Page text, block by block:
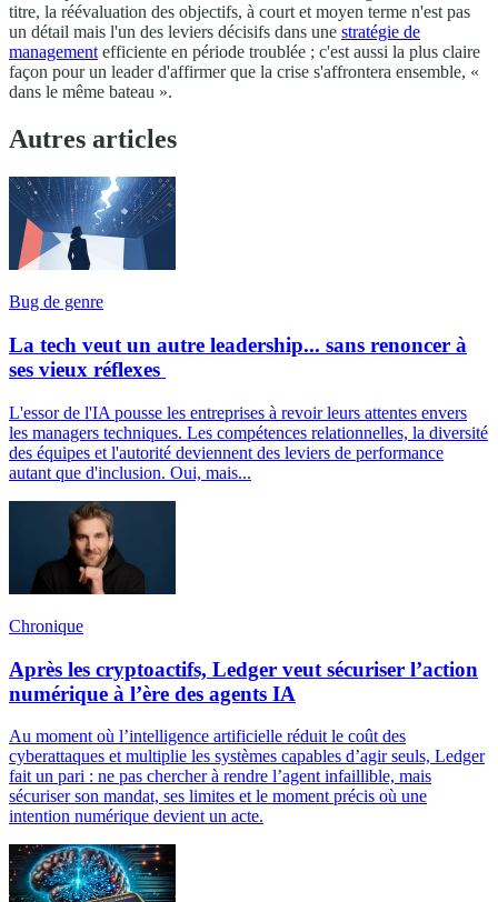
titre, la réévaluation des objectifs, à court et moyen terme n'est pas
un détail mais l'un des leviers décisifs dans une stratégie de
management efficiente en période troublée ; c'est aussi la plus claire
façon pour un leader d'affirmer que la crise s'affrontera ensemble, «
dans le même bateau ».
Autres articles
Bug de genre
La tech veut un autre leadership... sans renoncer à
ses vieux réflexes
L'essor de l'IA pousse les entreprises à revoir leurs attentes envers
les managers techniques. Les compétences relationnelles, la diversité
des équipes et l'autorité deviennent des leviers de performance
autant que d'inclusion. Oui, mais...
Chronique
Après les cryptoactifs, Ledger veut sécuriser l’action
numérique à l’ère des agents IA
Au moment où l’intelligence artificielle réduit le coût des
cyberattaques et multiplie les systèmes capables d’agir seuls, Ledger
fait un pari : ne pas chercher à rendre l’agent infaillible, mais
sécuriser son mandat, ses limites et le moment précis où une
intention numérique devient un acte.